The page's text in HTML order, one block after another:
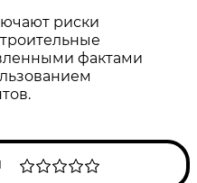
риски
фактами